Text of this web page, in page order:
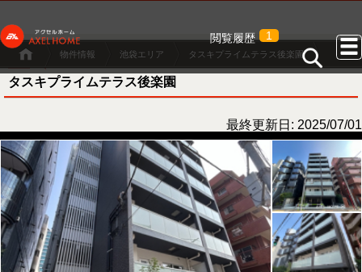
閲覧履歴 1
物件情報 池袋エリア タスキプライムテラス後楽園
タスキプライムテラス後楽園
最終更新日: 2025/07/01